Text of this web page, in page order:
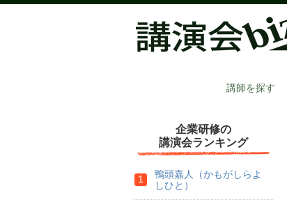
講師を探す
企業研修の
講演会ランキング
鴨頭嘉人（かもがしらよ
しひと）